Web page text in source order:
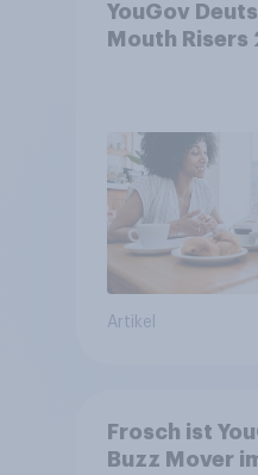
YouGov
Mouth Risers
Artikel
Frosch ist
Buzz Mover